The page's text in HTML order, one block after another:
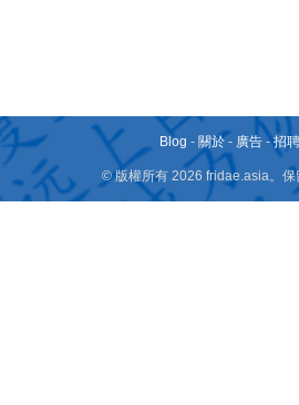
Blog - 關於 - 廣告 -招
© 版權所有 2026 fridae.asia。